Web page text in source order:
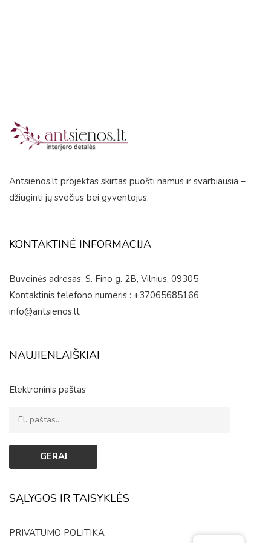
Antsienos.lt projektas skirtas puošti namus ir svarbiausia –
džiuginti jų svečius bei gyventojus.
KONTAKTINĖ INFORMACIJA
Buveinės adresas: S. Fino g. 2B, Vilnius, 09305
Kontaktinis telefono numeris : +37065685166
info@antsienos.lt
NAUJIENLAIŠKIAI
Elektroninis paštas
SĄLYGOS IR TAISYKLĖS
PRIVATUMO POLITIKA